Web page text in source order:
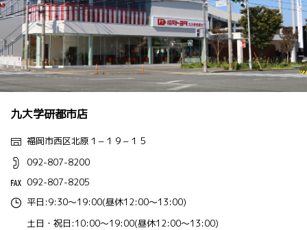
九大学研都市店
福岡市西区北原１−１９−１５
092-807-8200
092-807-8205
平日:9:30～19:00(昼休12:00～13:00)
土日・祝日:10:00～19:00(昼休12:00～13:00)